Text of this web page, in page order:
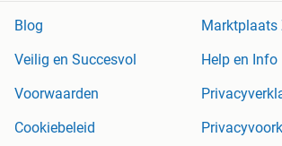
Blog
Marktplaats
Veilig en Succesvol
Help en Info
Voorwaarden
Cookiebeleid